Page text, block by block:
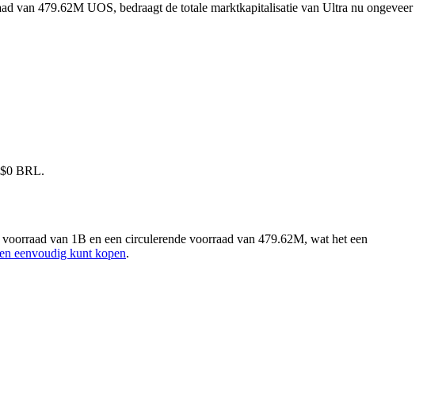
van 479.62M UOS, bedraagt de totale marktkapitalisatie van Ultra nu ongeveer
BRL.
van 1B en een circulerende voorraad van 479.62M, wat het een
eenvoudig kunt kopen.